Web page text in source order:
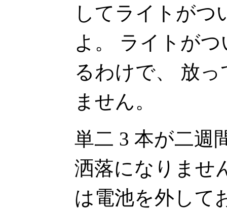
してライトがつ
よ。 ライトが
るわけで、 放
ません。
単二 3 本が二週
洒落になりませ
は電池を外して